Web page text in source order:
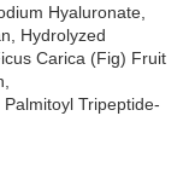
Hyaluronate,
Hydrolyzed
Carica (Fig) Fruit
Tripeptide-